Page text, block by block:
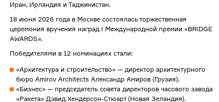
Иран, Ирландия и Таджикистан.
18 июня 2026 года в Москве состоялась торжественная
церемония вручения наград I Международной премии «BRIDGE
AWARDS».
Победителями в 12 номинациях стали:
«Архитектура и строительство» — директор архитектурного
бюро Amirov Architects Александр Амиров (Грузия).
«Бизнес» — председатель совета директоров часового завода
«Ракета» Дэвид Хендерсон-Стюарт (Новая Зеландия).